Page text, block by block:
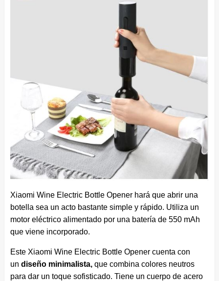
Xiaomi Wine Electric Bottle Opener hará que abrir una
botella sea un acto bastante simple y rápido. Utiliza un
motor eléctrico alimentado por una batería de 550 mAh
que viene incorporado.
Este Xiaomi Wine Electric Bottle Opener cuenta con
un diseño minimalista,que combina colores neutros
para dar un toque sofisticado. Tiene un cuerpo de acero